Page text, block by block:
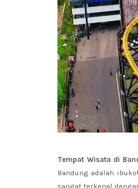
Tempat Wisata di
Bandung adalah
sangat terkenal